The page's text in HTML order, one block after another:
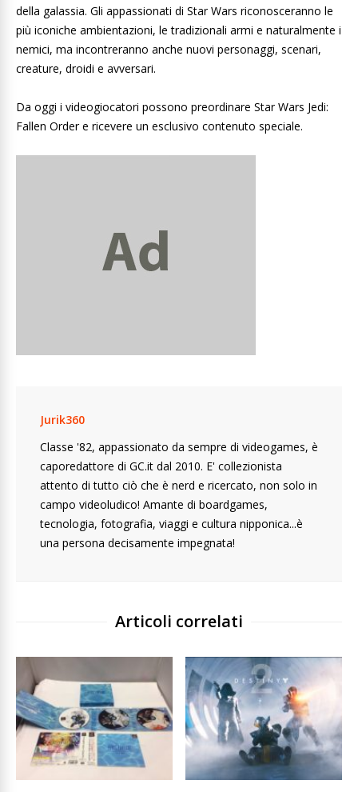
della galassia. Gli appassionati di Star Wars riconosceranno le
più iconiche ambientazioni, le tradizionali armi e naturalmente i
nemici, ma incontreranno anche nuovi personaggi, scenari,
creature, droidi e avversari.
Da oggi i videogiocatori possono preordinare Star Wars Jedi:
Fallen Order e ricevere un esclusivo contenuto speciale.
Jurik360
Classe '82, appassionato da sempre di videogames, è
caporedattore di GC.it dal 2010. E' collezionista
attento di tutto ciò che è nerd e ricercato, non solo in
campo videoludico! Amante di boardgames,
tecnologia, fotografia, viaggi e cultura nipponica...è
una persona decisamente impegnata!
Articoli correlati